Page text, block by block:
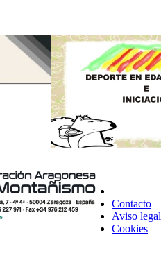
Contacto
Aviso legal
Cookies